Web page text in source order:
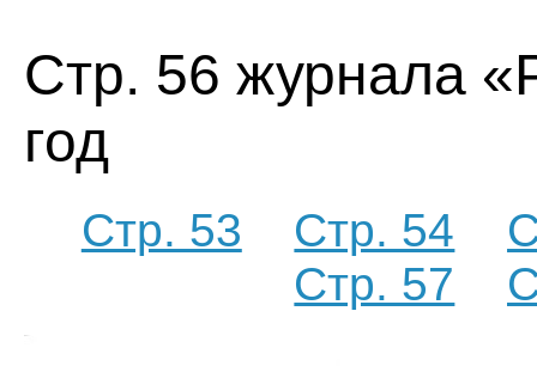
Стр. 56 журнала
год
Стр. 53 Стр. 54
Стр. 57